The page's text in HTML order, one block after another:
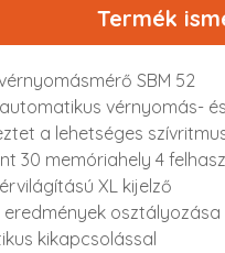
Termék
SBM 52
vérnyomás-
a lehetséges
30 memóriahely 4
XL kijelző
eredmények osztályozása
kikapcsolással